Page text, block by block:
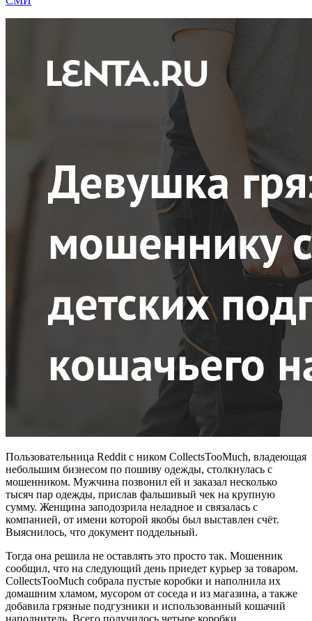
Пользовательница Reddit с ником CollectsTooMuch, владеющая
небольшим бизнесом по пошиву одежды, столкнулась с
мошенником. Мужчина позвонил ей и заказал несколько
тысяч пар одежды, прислав фальшивый чек на крупную
сумму. Женщина заподозрила неладное и связалась с
компанией, от имени которой якобы был выставлен счёт.
Выяснилось, что документ поддельный.
Тогда она решила не оставлять это просто так. Мошенник
сообщил, что на следующий день приедет курьер за товаром.
CollectsTooMuch собрала пустые коробки и наполнила их
домашним хламом, мусором от соседа и из магазина, а также
добавила грязные подгузники и использованный кошачий